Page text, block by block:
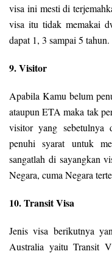
visa ini mesti di
visa itu tidak memakai
dapat 1, 3 sampai 5 tahun.
9. Visitor
Apabila Kamu belum
ataupun ETA maka tak
visitor yang sebetulnya
penuhi syarat untuk
sangatlah di sayangkan
Negara, cuma Negara
10. Transit Visa
Jenis visa berikutnya
Australia yaitu Transit